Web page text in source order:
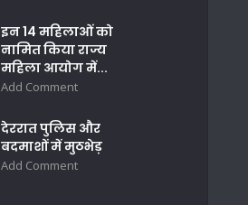
इन 14 महिलाओं को
नामित किया राज्य
महिला आयोग में...
Add Comment
देररात पुलिस और
बदमाशों में मुठभेड़
Add Comment